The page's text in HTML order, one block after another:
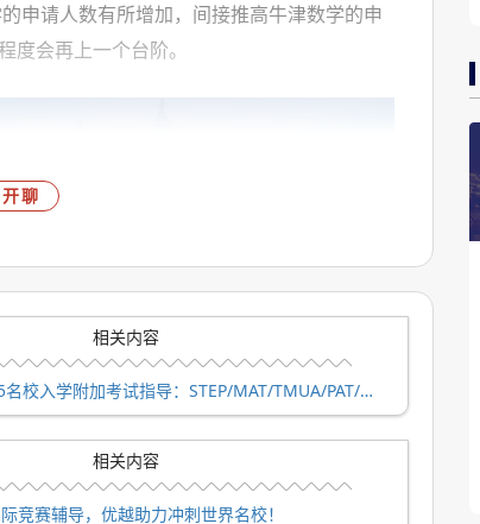
申请人数有所增加，间接推高牛津数学的申
会再上一个台阶。
聊
相关内容
【致菁学院PLUS】G5名校入学附加考试指导：STEP/MAT/TMUA/PAT/TSA/ESAT等
相关内容
竞赛辅导，优越助力冲刺世界名校！